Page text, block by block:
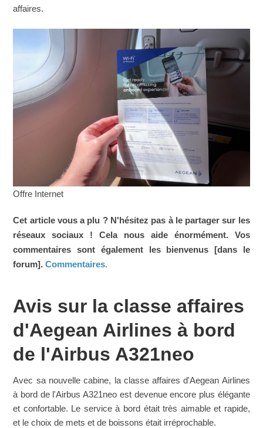
affaires.
Offre Internet
Cet article vous a plu ? N'hésitez pas à le partager sur les
réseaux sociaux ! Cela nous aide énormément. Vos
commentaires sont également les bienvenus [dans le
forum].Commentaires.
Avis sur la classe affaires
d'Aegean Airlines à bord
de l'Airbus A321neo
Avec sa nouvelle cabine, la classe affaires d'Aegean Airlines
à bord de l'Airbus A321neo est devenue encore plus élégante
et confortable. Le service à bord était très aimable et rapide,
et le choix de mets et de boissons était irréprochable.